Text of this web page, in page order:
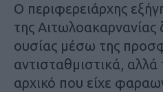
Ο περιφερειάρχης
της Αιτωλοακαρνανίας
ουσίας μέσω της
αντισταθμιστικά, αλλά
αρχικό που είχε